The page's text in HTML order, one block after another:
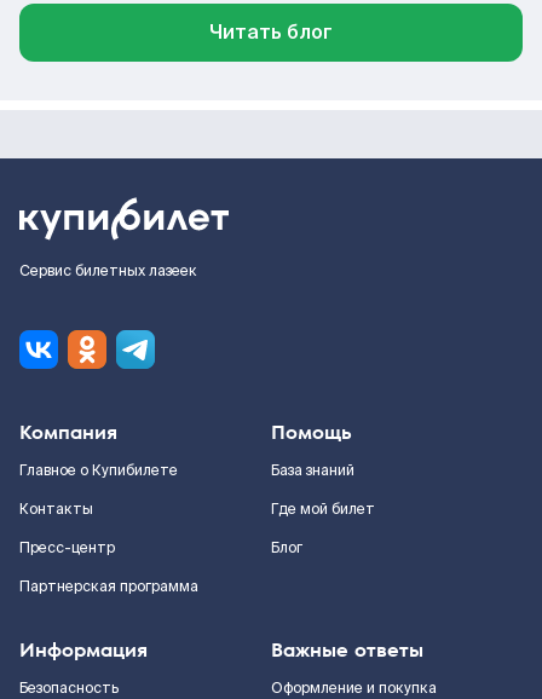
Читать блог
Сервис билетных лазеек
Компания
Главное о Купибилете
Контакты
Пресс-центр
Партнерская программа
Помощь
База знаний
Где мой билет
Блог
Информация
Безопасность
Важные ответы
Оформление и покупка